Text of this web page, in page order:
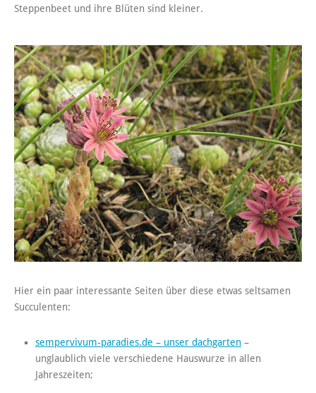
Steppenbeet und ihre Blüten sind kleiner.
Hier ein paar interessante Seiten über diese etwas seltsamen
Succulenten:
sempervivum-paradies.de – unser dachgarten –
unglaublich viele verschiedene Hauswurze in allen
Jahreszeiten;